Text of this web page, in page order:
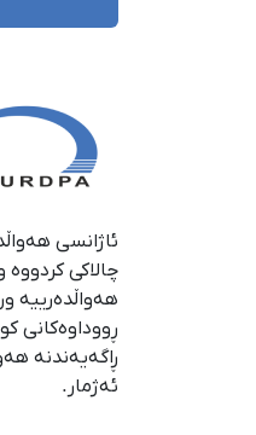
چالاکی
هەواڵدەرییە
ڕووداوەكانی
ڕاگەیەندنە
ئەژمار.